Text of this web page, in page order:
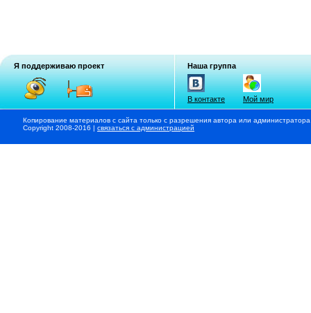
Я поддерживаю проект Наша группа
В контакте Мой мир
Копирование материалов с сайта только с разрешения автора или
Copyright 2008-2016 | связаться с администрацией